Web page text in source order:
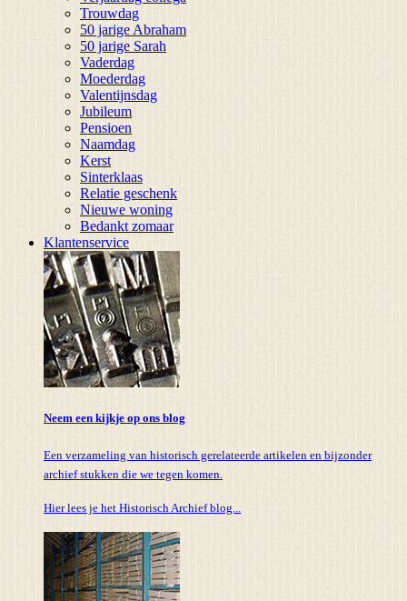
Trouwdag
50 jarige Abraham
50 jarige Sarah
Vaderdag
Moederdag
Valentijnsdag
Jubileum
Pensioen
Naamdag
Kerst
Sinterklaas
Relatie geschenk
Nieuwe woning
Bedankt zomaar
Klantenservice
Neem een kijkje op ons blog
Een verzameling van historisch gerelateerde artikelen en bijzonder
archief stukken die we tegen komen.
Hier lees je het Historisch Archief blog...